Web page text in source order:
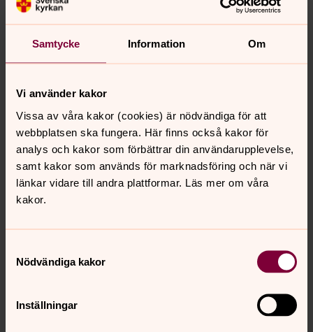
Samtycke Information Om
Vi använder kakor
Vissa av våra kakor (cookies) är nödvändiga för att
webbplatsen ska fungera. Här finns också kakor för
analys och kakor som förbättrar din användarupplevelse,
samt kakor som används för marknadsföring och när vi
länkar vidare till andra plattformar. Läs mer om våra
kakor.
Nödvändiga kakor
Inställningar